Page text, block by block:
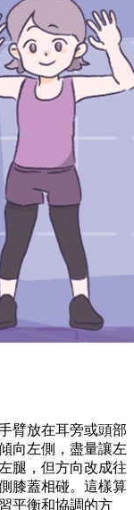
臂放在耳旁或頭部
向左側，盡量讓左
腿，但方向改成往
膝蓋相碰。這樣算
平衡和協調的方